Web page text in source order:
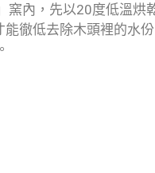
窯內，先以20度低溫烘
徹低去除木頭裡的水